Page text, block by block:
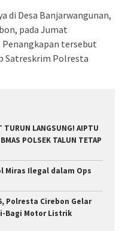
di Desa Banjarwangunan,
pada Jumat
Penangkapan tersebut
Satreskrim Polresta
TURUN LANGSUNG! AIPTU
POLSEK TALUN TETAP
Miras Ilegal dalam Ops
Polresta Cirebon Gelar
Bagi Motor Listrik